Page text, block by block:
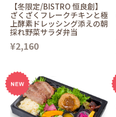
【冬限定/BISTRO 恒良創】
ざくざくフレークチキンと極
上酵素ドレッシング添えの朝
採れ野菜サラダ弁当
¥2,160